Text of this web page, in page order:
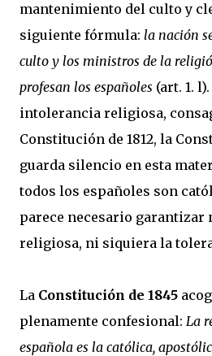
mantenimiento del culto y
siguiente fórmula: la nación
culto y los ministros de la
profesan los españoles (art. 1.
intolerancia religiosa,
Constitución de 1812, la
guarda silencio en esta
todos los españoles son
parece necesario garantizar
religiosa, ni siquiera la
La Constitución de 1845
plenamente confesional: La
española es la católica,